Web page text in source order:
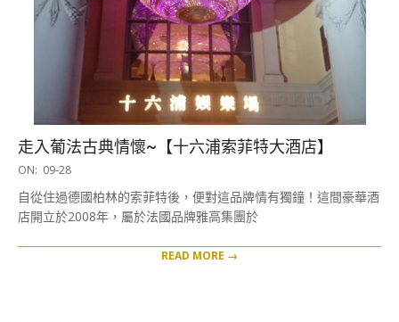
走入葡法古典情懷~【十六浦索菲特大酒店】
2016-
28
ON: 09-28
自從住過德國柏林的索菲特後，便對這品牌情有獨鐘！這間豪華酒
店開立於2008年，屬於法國品牌雅高集團於
READ MORE →